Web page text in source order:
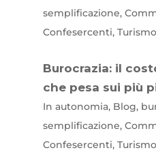
semplificazione,
Confesercenti, Turismo
Burocrazia: il
che pesa sui più
In autonomia, Blog,
semplificazione,
Confesercenti, Turismo